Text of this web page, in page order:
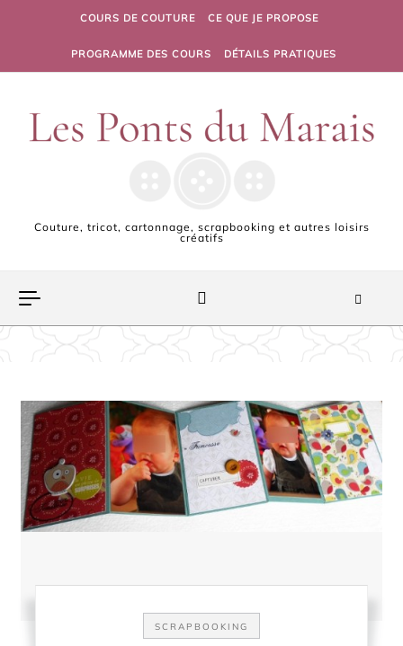
Skip to contentCOURS DE COUTURE CE QUE JE PROPOSE
PROGRAMME DES COURS DÉTAILS PRATIQUES
Couture, tricot, cartonnage, scrapbooking et autres loisirs
créatifs
SCRAPBOOKING